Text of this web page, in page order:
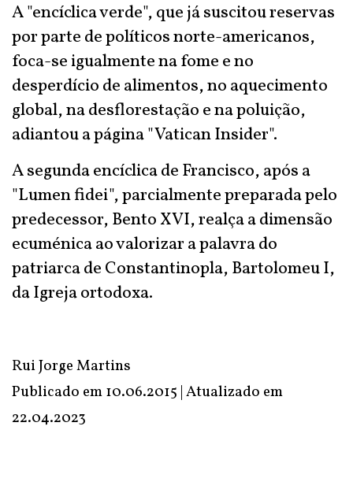
A "encíclica verde", que já suscitou reservas
por parte de políticos norte-americanos,
foca-se igualmente na fome e no
desperdício de alimentos, no aquecimento
global, na desflorestação e na poluição,
adiantou a página "Vatican Insider".
A segunda encíclica de Francisco, após a
"Lumen fidei", parcialmente preparada pelo
predecessor, Bento XVI, realça a dimensão
ecuménica ao valorizar a palavra do
patriarca de Constantinopla, Bartolomeu I,
da Igreja ortodoxa.
Rui Jorge Martins
Publicado em 10.06.2015 | Atualizado em
22.04.2023